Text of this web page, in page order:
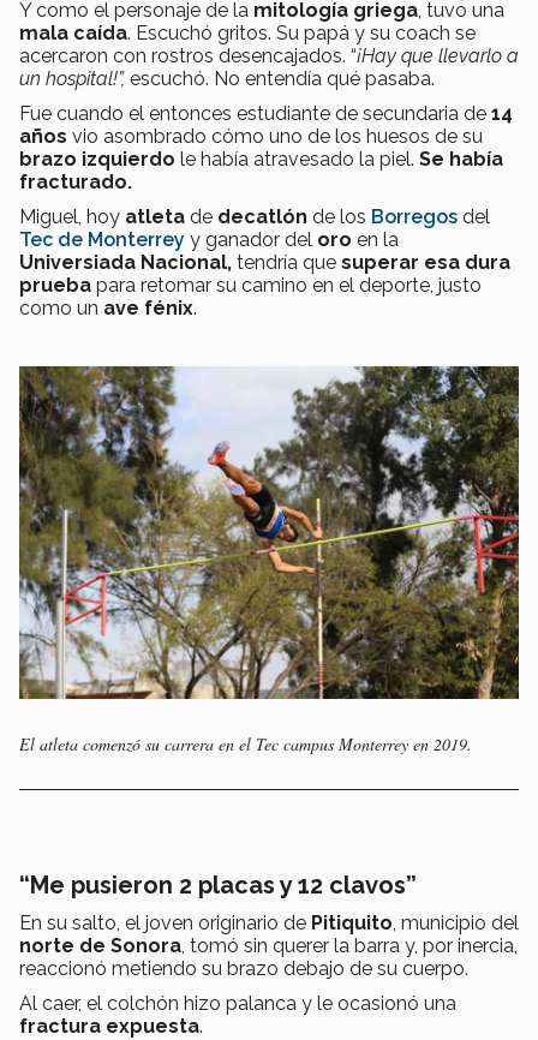
Y como el personaje de la mitología griega , tuvo una
mala caída. Escuchó gritos. Su papá y su coach se
acercaron con rostros desencajados. “¡Hay que llevarlo a
un hospital!”, escuchó. No entendía qué pasaba.
Fue cuando el entonces estudiante de secundaria de 14
años vio asombrado cómo uno de los huesos de su
brazo izquierdo le había atravesado la piel. Se había
fracturado.
Miguel, hoy atleta de decatlón de los Borregos del
Tec de Monterrey y ganador del oro en la
Universiada Nacional, tendría que superar esa dura
prueba para retomar su camino en el deporte, justo
como un ave fénix.
El atleta comenzó su carrera en el Tec campus Monterrey en 2019.
“Me pusieron 2 placas y 12 clavos”
En su salto, el joven originario de Pitiquito, municipio del
norte de Sonora, tomó sin querer la barra y, por inercia,
reaccionó metiendo su brazo debajo de su cuerpo.
Al caer, el colchón hizo palanca y le ocasionó una
fractura expuesta.